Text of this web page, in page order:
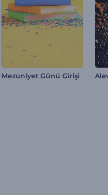
Mezuniyet Günü Girişi